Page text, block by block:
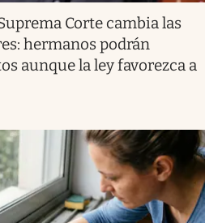
Corte cambia las
hermanos podrán
aunque la ley favorezca a